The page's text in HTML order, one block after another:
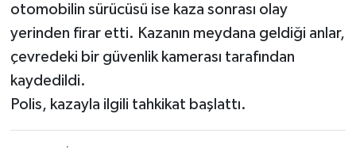
otomobilin sürücüsü ise kaza sonrası olay
yerinden firar etti. Kazanın meydana geldiği anlar,
çevredeki bir güvenlik kamerası tarafından
kaydedildi.
Polis, kazayla ilgili tahkikat başlattı.